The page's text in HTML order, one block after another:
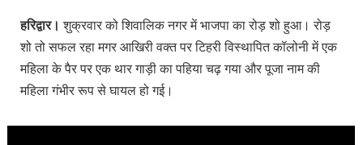
हरिद्वार।शुक्रवार को शिवालिक नगर में भाजपा का रोड़ शो हुआ। रोड़
शो तो सफल रहा मगर आखिरी वक्त पर टिहरी विस्थापित कॉलोनी में एक
महिला के पैर पर एक थार गाड़ी का पहिया चढ़ गया और पूजा नाम की
महिला गंभीर रूप से घायल हो गई।